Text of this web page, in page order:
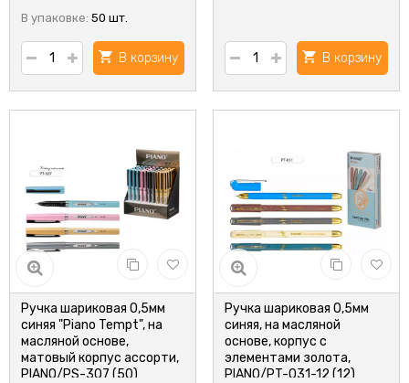
В упаковке: 50 шт.
В корзину В корзину
Ручка шариковая 0,5мм
синяя "Piano Tempt", на
масляной основе,
матовый корпус ассорти,
PIANO/PS-307 (50)
Ручка шариковая 0,5мм
синяя, на масляной
основе, корпус с
элементами золота,
PIANO/PT-031-12 (12)